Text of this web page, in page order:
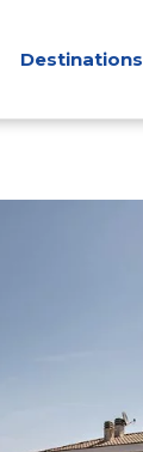
Destinations